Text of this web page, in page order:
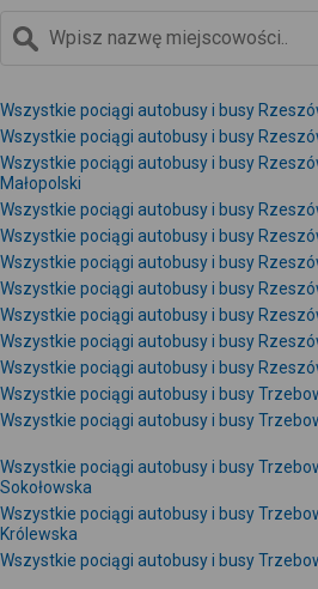
Wszystkie pociągi autobusy i busy
Wszystkie pociągi autobusy i busy
Wszystkie pociągi autobusy i busy
Małopolski
Wszystkie pociągi autobusy i busy
Wszystkie pociągi autobusy i busy
Wszystkie pociągi autobusy i busy
Wszystkie pociągi autobusy i busy
Wszystkie pociągi autobusy i busy
Wszystkie pociągi autobusy i busy
Wszystkie pociągi autobusy i busy
Wszystkie pociągi autobusy i busy
Wszystkie pociągi autobusy i busy
Wszystkie pociągi autobusy i busy
Sokołowska
Wszystkie pociągi autobusy i busy
Królewska
Wszystkie pociągi autobusy i busy